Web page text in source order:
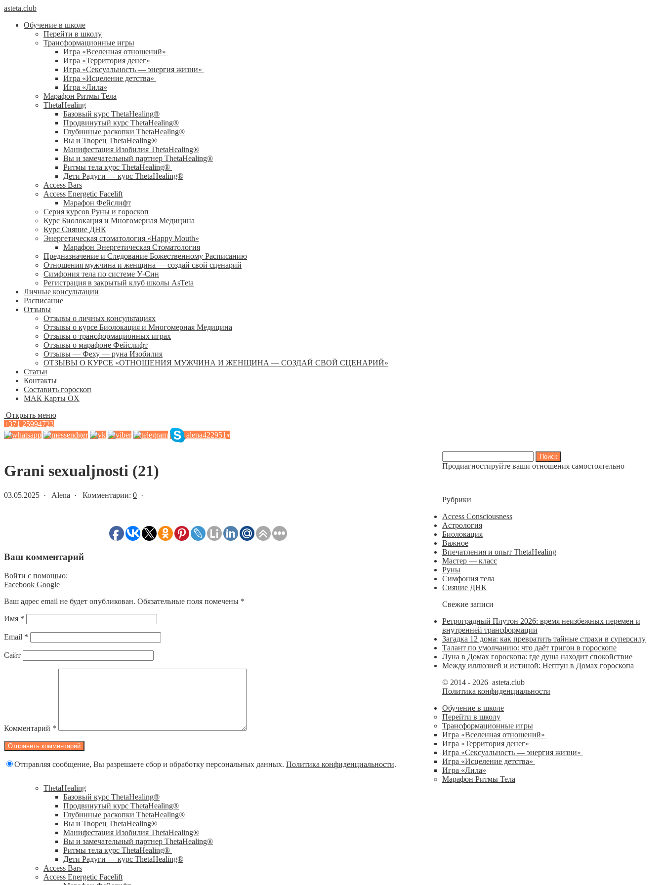
asteta.club
Обучение в школе
Перейти в школу
Трансформационные игры
Игра «Вселенная отношений»
Игра «Территория денег»
Игра «Сексуальность — энергия жизни»
Игра «Исцеление детства»
Игра «Лила»
Марафон Ритмы Тела
ThetaHealing
Базовый курс ThetaHealing®
Продвинутый курс ThetaHealing®
Глубинные раскопки ThetaHealing®
Вы и Творец ThetaHealing®
Манифестация Изобилия ThetaHealing®
Вы и замечательный партнер ThetaHealing®
Ритмы тела курс ThetaHealing®
Дети Радуги — курс ThetaHealing®
Access Bars
Access Energetic Facelift
Марафон Фейслифт
Серия курсов Руны и гороскоп
Курс Биолокация и Многомерная Медицина
Курс Сияние ДНК
Энергетическая стоматология «Happy Mouth»
Марафон Энергетическая Cтоматология
Предназначение и Следование Божественному Расписанию
Отношения мужчина и женщина — создай свой сценарий
Симфония тела по системе У-Син
Регистрация в закрытый клуб школы AsTeta
Личные консультации
Расписание
Отзывы
Отзывы о личных консультациях
Отзывы о курсе Биолокация и Многомерная Медицина
Отзывы о трансформационных играх
Отзывы о марафоне Фейслифт
Отзывы — Феху — руна Изобилия
ОТЗЫВЫ О КУРСЕ «ОТНОШЕНИЯ МУЖЧИНА И ЖЕНЩИНА — СОЗДАЙ СВОЙ СЦЕНАРИЙ»
Статьи
Контакты
Составить гороскоп
МАК Карты OХ
Открыть меню
+371 25994723
alena422951 ▾
Grani sexualjnosti (21)
03.05.2025 · Alena · Комментарии: 0 ·
Ваш комментарий
Войти с помощью:
Facebook Google
Ваш адрес email не будет опубликован. Обязательные поля помечены *
Имя *
Email *
Сайт
Комментарий *
Отправляя сообщение, Вы разрешаете сбор и обработку персональных данных. Политика конфиденциальности.
Продиагностируйте ваши отношения самостоятельно
Рубрики
Access Consciousness
Астрология
Биолокация
Важное
Впечатления и опыт ThetaHealing
Мастер — класс
Руны
Симфония тела
Сияние ДНК
Свежие записи
Ретроградный Плутон 2026: время неизбежных перемен и
внутренней трансформации
Загадка 12 дома: как превратить тайные страхи в суперсилу
Талант по умолчанию: что даёт тригон в гороскопе
Луна в Домах гороскопа: где душа находит спокойствие
Между иллюзией и истиной: Нептун в Домах гороскопа
© 2014 - 2026 asteta.club
Политика конфиденциальности
Обучение в школе
Перейти в школу
Трансформационные игры
Игра «Вселенная отношений»
Игра «Территория денег»
Игра «Сексуальность — энергия жизни»
Игра «Исцеление детства»
Игра «Лила»
Марафон Ритмы Тела
ThetaHealing
Базовый курс ThetaHealing®
Продвинутый курс ThetaHealing®
Глубинные раскопки ThetaHealing®
Вы и Творец ThetaHealing®
Манифестация Изобилия ThetaHealing®
Вы и замечательный партнер ThetaHealing®
Ритмы тела курс ThetaHealing®
Дети Радуги — курс ThetaHealing®
Access Bars
Access Energetic Facelift